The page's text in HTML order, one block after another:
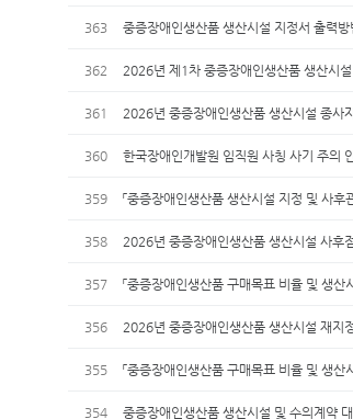
363 중증장애인생산품 생산시설 지정서 출력
362 2026년 제1차 중증장애인생산품 생산시
361 2026년 중증장애인생산품 생산시설 종사
360 한국장애인개발원 임직원 사칭 사기 주의
359 「중증장애인생산품 생산시설 지정 및 사
358 2026년 중증장애인생산품 생산시설 사후
357 「중증장애인생산품 구매목표 비율 및 생산
356 2026년 중증장애인생산품 생산시설 재지
355 「중증장애인생산품 구매목표 비율 및 생
354 중증장애인생산품 생산시설 및 수의계약